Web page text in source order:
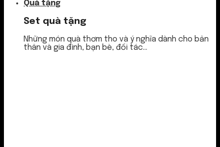
Quà tặng
Set quà tặng
Những món quà thơm tho và ý nghĩa dành cho bản
thân và gia đình, bạn bè, đối tác...